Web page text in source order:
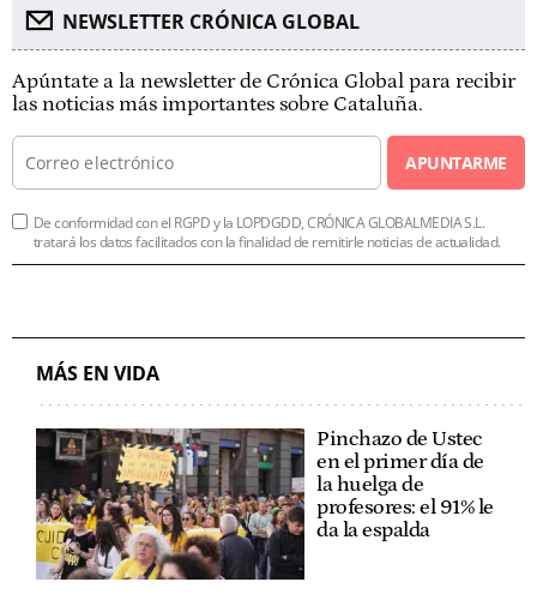
NEWSLETTER CRÓNICA GLOBAL
Apúntate a la newsletter de Crónica Global para recibir
las noticias más importantes sobre Cataluña.
APUNTARME
De conformidad con el RGPD y la LOPDGDD, CRÓNICA GLOBALMEDIA S.L.
tratará los datos facilitados con la finalidad de remitirle noticias de actualidad.
MÁS EN VIDA
Pinchazo de Ustec
en el primer día de
la huelga de
profesores: el 91% le
da la espalda